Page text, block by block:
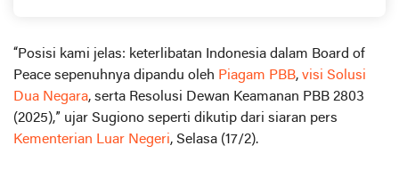
“Posisi kami jelas: keterlibatan Indonesia dalam Board of
Peace sepenuhnya dipandu oleh Piagam PBB, visi Solusi
Dua Negara, serta Resolusi Dewan Keamanan PBB 2803
(2025),” ujar Sugiono seperti dikutip dari siaran pers
Kementerian Luar Negeri, Selasa (17/2).